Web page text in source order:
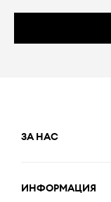
ЗА НАС
ИНФОРМАЦИЯ